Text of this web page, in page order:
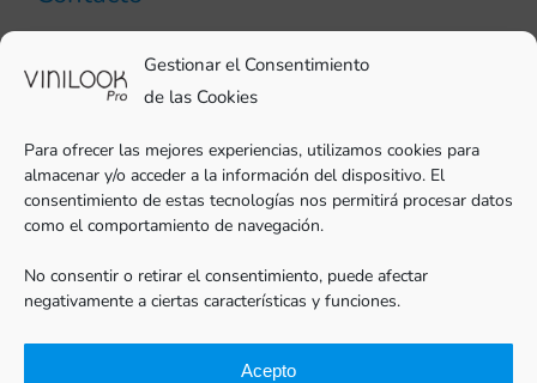
Gestionar el Consentimiento
de las Cookies
Para ofrecer las mejores experiencias, utilizamos cookies para
almacenar y/o acceder a la información del dispositivo. El
consentimiento de estas tecnologías nos permitirá procesar datos
como el comportamiento de navegación.
No consentir o retirar el consentimiento, puede afectar
negativamente a ciertas características y funciones.
Acepto
pro@vinilook.es
Vinilos decorativos envinilook.net